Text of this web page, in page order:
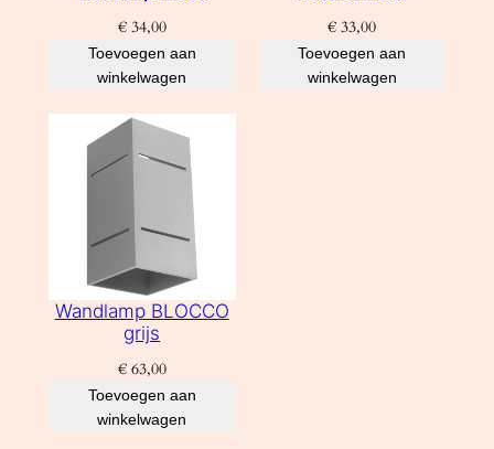
€34,00
Toevoegen aan
winkelwagen
€ 33,00
Toevoegen aan
winkelwagen
Wandlamp BLOCCO
grijs
€63,00
Toevoegen aan
winkelwagen